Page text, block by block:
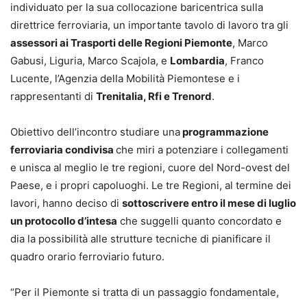
individuato per la sua collocazione baricentrica sulla
direttrice ferroviaria, un importante tavolo di lavoro tra gli
assessori ai Trasporti delle Regioni Piemonte, Marco
Gabusi, Liguria, Marco Scajola, e Lombardia, Franco
Lucente, l’Agenzia della Mobilità Piemontese e i
rappresentanti di Trenitalia, Rfi e Trenord.
Obiettivo dell’incontro studiare unaprogrammazione
ferroviaria condivisa che miri a potenziare i collegamenti
e unisca al meglio le tre regioni, cuore del Nord-ovest del
Paese, e i propri capoluoghi. Le tre Regioni, al termine dei
lavori, hanno deciso di sottoscrivere entro il mese di luglio
un protocollo d’intesa che suggelli quanto concordato e
dia la possibilità alle strutture tecniche di pianificare il
quadro orario ferroviario futuro.
“Per il Piemonte si tratta di un passaggio fondamentale,